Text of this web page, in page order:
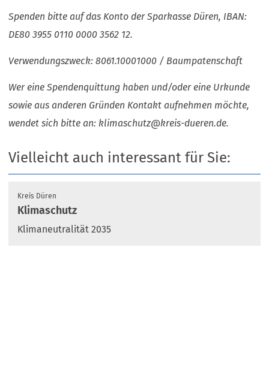
Spenden bitte auf das Konto der Sparkasse Düren, IBAN:
DE80 3955 0110 0000 3562 12.
Verwendungszweck: 8061.10001000 / Baumpatenschaft
Wer eine Spendenquittung haben und/oder eine Urkunde
sowie aus anderen Gründen Kontakt aufnehmen möchte,
wendet sich bitte an: klimaschutz kreis-dueren de.
Vielleicht auch interessant für Sie:
Kreis Düren
Klimaschutz
Klimaneutralität 2035